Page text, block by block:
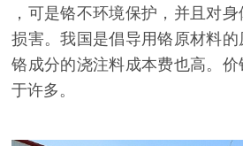
，可是铬不环境保护，并且对
损害。我国是倡导用铬原材料
铬成分的浇注料成本费也高。
于许多。